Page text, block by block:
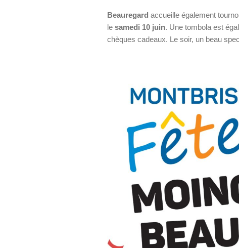
Beauregard accueille également
le samedi 10 juin. Une tombola est
chèques cadeaux. Le soir, un beau